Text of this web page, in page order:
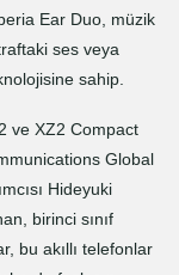
Ear Duo, müzik
ses veya
sahip.
ve XZ2 Compact
Global
Hideyuki
birinci sınıf
bu akıllı telefonlar